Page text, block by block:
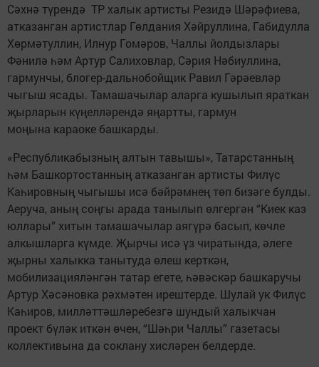
Сәхнә түрендә ТР халык артисты Резидә Шәрәфиева,
атказанган артистлар Гөлдания Хәйруллина, Габидулла
Хөрмәтуллин, Илнур Гомәров, Чаллы йолдызлары
Фәнилә һәм Артур Салиховлар, Сәрия Нәбиуллина,
гармунчы, блогер-дальнобойщик Равил Гәрәевләр
чыгыш ясады. Тамашачылар аларга кушылып яраткан
җырларын күңелләрендә яңартты, гармун
моңына караоке башкарды.
«Республикабызның алтын тавышы», Татарстанның
һәм Башкортостанның атказанган артисты Филүс
Каһировның чыгышы исә бәйрәмнең төп бизәге булды.
Аеруча, аның соңгы арада танылып өлгергән “Киек каз
юллары” хитын тамашачылар аягүрә басып, көчле
алкышларга күмде. Җырчы исә үз чиратында, әлеге
җырны халыкка танытуда өлеш керткән,
мобилизацияләнгән татар егете, һәвәскәр башкаручы
Артур Хәсәновка рәхмәтен ирештерде. Шулай ук Филүс
Каһиров, милләттәшләребезгә шундый халыкчан
проект бүләк иткән өчен, “Шәһри Чаллы” газетасы
коллективына да соклану хисләрен белдерде.